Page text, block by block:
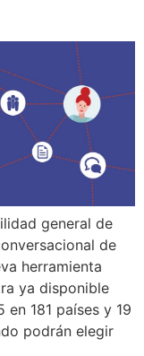
general de
de
herramienta
ya disponible
181 países y 19
podrán elegir